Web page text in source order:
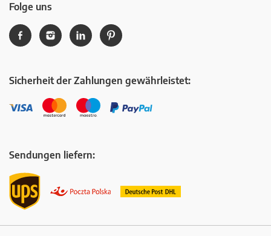
Folge uns
Sicherheit der Zahlungen gewährleistet:
Sendungen liefern: